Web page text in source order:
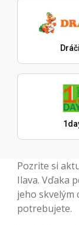
Pozrite si
Ilava. Vďaka
jeho skvelým
potrebujete.